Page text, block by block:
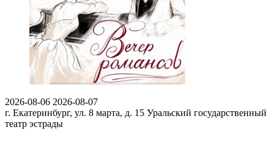
2026-08-06 2026-08-07
г. Екатеринбург, ул. 8 марта, д. 15 Уральский государственный
театр эстрады